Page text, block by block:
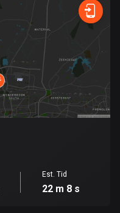
Est. Tid
22 m 8 s